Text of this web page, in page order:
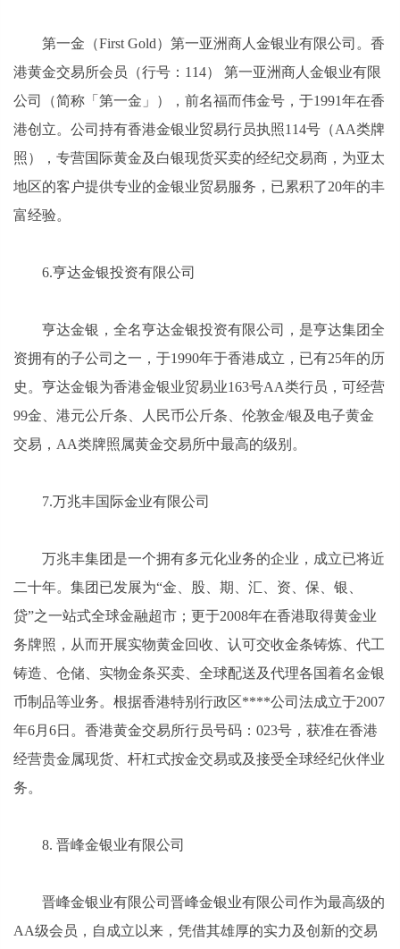
第一金（First Gold）第一亚洲商人金银业有限公司。香
港黄金交易所会员（行号：114） 第一亚洲商人金银业有限
公司（简称「第一金」），前名福而伟金号，于1991年在香
港创立。公司持有香港金银业贸易行员执照114号（AA类牌
照），专营国际黄金及白银现货买卖的经纪交易商，为亚太
地区的客户提供专业的金银业贸易服务，已累积了20年的丰
富经验。
6.亨达金银投资有限公司
亨达金银，全名亨达金银投资有限公司，是亨达集团全
资拥有的子公司之一，于1990年于香港成立，已有25年的历
史。亨达金银为香港金银业贸易业163号AA类行员，可经营
99金、港元公斤条、人民币公斤条、伦敦金/银及电子黄金
交易，AA类牌照属黄金交易所中最高的级别。
7.万兆丰国际金业有限公司
万兆丰集团是一个拥有多元化业务的企业，成立已将近
二十年。集团已发展为“金、股、期、汇、资、保、银、
贷”之一站式全球金融超市；更于2008年在香港取得黄金业
务牌照，从而开展实物黄金回收、认可交收金条铸炼、代工
铸造、仓储、实物金条买卖、全球配送及代理各国着名金银
币制品等业务。根据香港特别行政区****公司法成立于2007
年6月6日。香港黄金交易所行员号码：023号，获准在香港
经营贵金属现货、杆杠式按金交易或及接受全球经纪伙伴业
务。
8. 晋峰金银业有限公司
晋峰金银业有限公司晋峰金银业有限公司作为最高级的
AA级会员，自成立以来，凭借其雄厚的实力及创新的交易